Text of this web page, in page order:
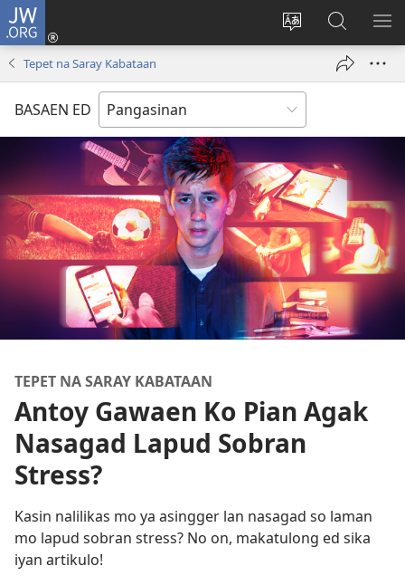
JW.ORG
Salatan
lenguahe
na
site
Man-
log
new
Mananap
ed
JW.ORG
Tepet na Saray Kabataan
BASAEN ED
TEPET NA SARAY KABATAAN
Antoy Gawaen Ko Pian Agak
Nasagad Lapud Sobran
Stress?
Kasin nalilikas mo ya asingger lan nasagad so laman
mo lapud sobran stress? No on, makatulong ed sika
iyan artikulo!